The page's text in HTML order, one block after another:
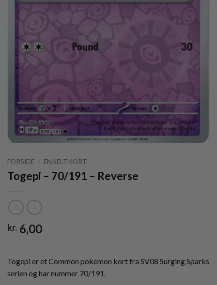
FORSIDE / ENKELTKORT
Togepi – 70/191 – Reverse
kr. 6,00
Togepi er et Common pokemon kort fra SV08 Surging Sparks
serien og har nummer 70/191.